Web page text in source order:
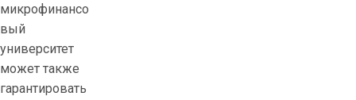
микрофинансо
вый
университет
может также
гарантировать